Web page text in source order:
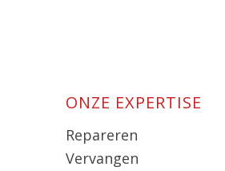
ONZE EXPERTISE
Repareren
Vervangen